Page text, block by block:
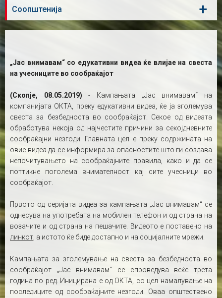
Соопштенија +
„Јас внимавам“ со едукативни видеа ќе влијае на свеста
на учесниците во сообраќајот
(Скопје, 08.05.2019) - Кампањата „Јас внимавам“ на
компанијата ОКТА, преку едукативни видеа, ќе ја зголемува
свеста за безбедноста во сообраќајот. Секое од видеата
обработува некоја од најчестите причини за секојдневните
сообраќајни незгоди. Главната цел е преку содржината на
овие видеа да се информира за опасностите што ги создава
непочитувањето на сообраќајните правила, како и да се
поттикне поголема внимателност кај сите учесници во
сообраќајот.
Првото од серијата видеа за кампањата „Јас внимавам“ се
однесува на употребата на мобилен телефон и од страна на
возачите и од страна на пешачите. Видеото е поставено на
линкот , а истото ќе биде достапно и на социјалните мрежи.
Кампањата за зголемување на свеста за безбедноста во
сообраќајот „Јас внимавам“ се спроведува веќе трета
година по ред. Иницирана е од ОКТА, со цел намалување на
последиците од сообраќајните незгоди. Оваа општествено